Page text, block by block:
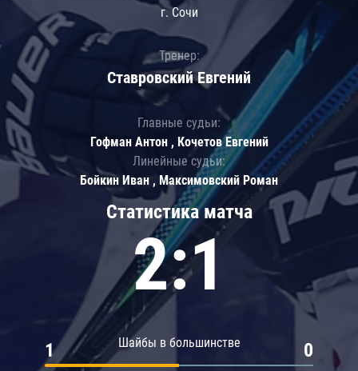
Статистика матча
2:1
Шайбы в большинстве
1 0
г. Сочи
Тренер:
Ставровский Евгений
Главные судьи:
Гофман Антон , Кочетов Евгений
Линейные судьи:
Бойкин Иван , Максимовский Роман